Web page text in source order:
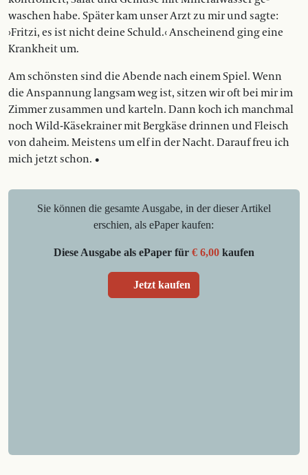
waschen habe. Später kam unser Arzt zu mir und sagte:
›Fritzi, es ist nicht deine Schuld.‹ Anscheinend ging eine
Krankheit um.
Am schönsten sind die Abende nach einem Spiel. Wenn
die ­Anspannung langsam weg ist, ­sitzen wir oft bei mir im
Zimmer zusammen und karteln. Dann koch ich manchmal
noch Wild-Käsekrainer mit Bergkäse drinnen und Fleisch
von daheim. Meistens um elf in der Nacht. Darauf freu ich
mich jetzt schon. •
Sie können die gesamte Ausgabe, in der dieser Artikel
erschien, als ePaper kaufen:
Diese Ausgabe als ePaper für € 6,00kaufen
Jetzt kaufen